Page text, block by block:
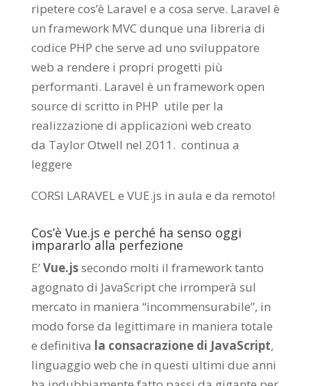
ripetere cos’è Laravel e a cosa serve. Laravel è
un framework MVC dunque una libreria di
codice PHP che serve ad uno sviluppatore
web a rendere i propri progetti più
performanti. Laravel è un framework open
source di scritto in PHP utile per la
realizzazione di applicazioni web creato
da Taylor Otwell nel 2011. continua a
leggere
CORSI LARAVEL e VUE.js in aula e da remoto!
Cos’è Vue.js e perché ha senso oggi
impararlo alla perfezione
E’Vue.jssecondo molti il framework tanto
agognato di JavaScript che irromperà sul
mercato in maniera “incommensurabile”, in
modo forse da legittimare in maniera totale
e definitiva la consacrazione di JavaScript,
linguaggio web che in questi ultimi due anni